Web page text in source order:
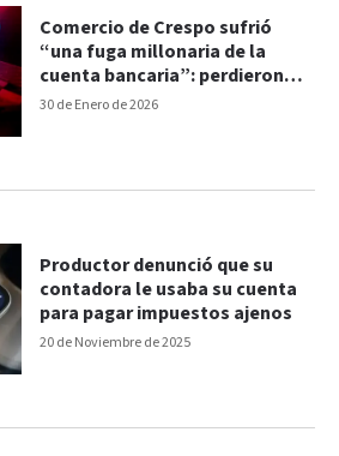
30 de Enero de 2026
Comercio de Crespo sufrió
“una fuga millonaria de la
cuenta bancaria”: perdieron
más de $120 millones
20 de Noviembre de 2025
Productor denunció que su
contadora le usaba su cuenta
para pagar impuestos ajenos